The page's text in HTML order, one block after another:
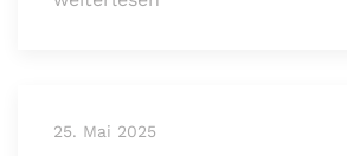
25. Mai 2025